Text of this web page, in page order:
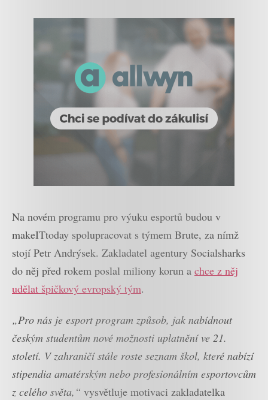
Na novém programu pro výuku esportů budou v
makeITtoday spolupracovat s týmem Brute, za nímž
stojí Petr Andrýsek. Zakladatel agentury Socialsharks
do něj před rokem poslal miliony korun a chce z něj
udělat špičkový evropský tým.
„Pro nás je esport program způsob, jak nabídnout
českým studentům nové možnosti uplatnění ve 21.
století. V zahraničí stále roste seznam škol, které nabízí
stipendia amatérským nebo profesionálním esportovcům
z celého světa,“ vysvětluje motivaci zakladatelka